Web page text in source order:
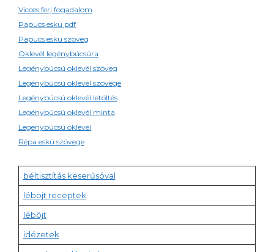
Vicces ferj fogadalom
Papucs esku pdf
Papucs esku szoveg
Oklevél legénybúcsúra
Legénybúcsú oklevél szöveg
Legénybúcsú oklevél szövege
Legénybúcsú oklevél letöltés
Legénybúcsú oklevél minta
Legénybúcsú oklevél
Répa eskü szövege
béltisztítás keserűsóval
léböjt receptek
léböjt
idézetek